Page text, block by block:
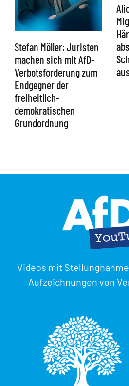
Stefan Möller: Juristen
machen sich mit AfD-
Verbotsforderung zum
Endgegner der
freiheitlich-
demokratischen
Grundordnung
Videos mit
Aufzeichnungen von